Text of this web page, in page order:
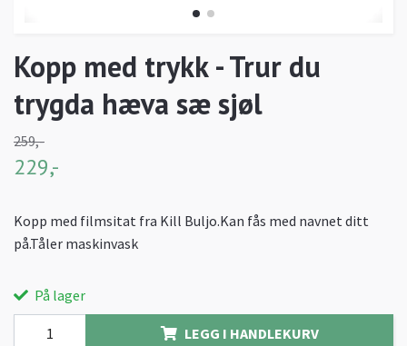
Kopp med trykk - Trur du
trygda hæva sæ sjøl
259,-
229,-
Kopp med filmsitat fra Kill Buljo.Kan fås med navnet ditt
på.Tåler maskinvask
På lager
LEGG I HANDLEKURV